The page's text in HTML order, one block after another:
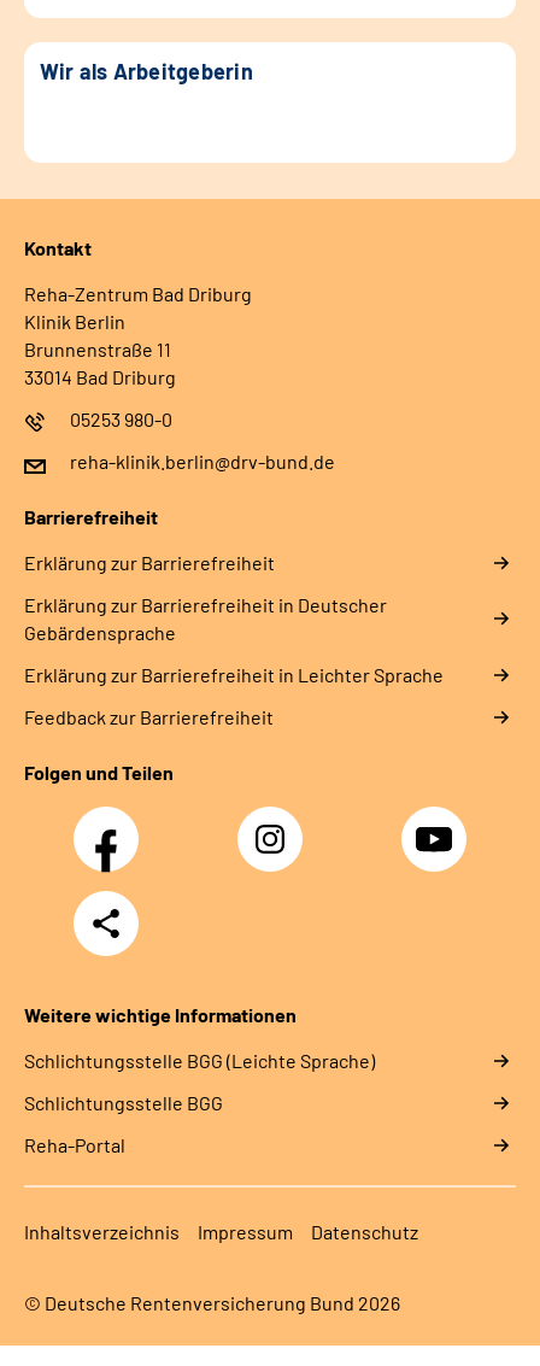
Wir als Arbeitgeberin
Kontakt
Reha-Zentrum Bad Driburg
Klinik Berlin
Brunnenstraße 11
33014 Bad Driburg
05253 980-0
reha-klinik.berlin@drv-bund.de
Barrierefreiheit
Erklärung zur Barrierefreiheit
Erklärung zur Barrierefreiheit in Deutscher
Gebärdensprache
Erklärung zur Barrierefreiheit in Leichter Sprache
Feedback zur Barrierefreiheit
Folgen und Teilen
Facebook Instagram YouTube
Teilen
Weitere wichtige Informationen
Schlich­tungs­stel­le BGG (Leichte Sprache)
Schlich­tungs­stel­le BGG
Reha-Portal
Inhaltsverzeichnis Impressum Datenschutz
© Deutsche Rentenversicherung Bund 2026